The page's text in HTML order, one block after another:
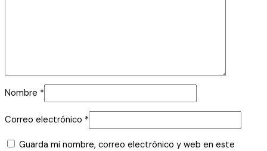
Nombre *
Correo electrónico *
Guarda mi nombre, correo electrónico y web en este